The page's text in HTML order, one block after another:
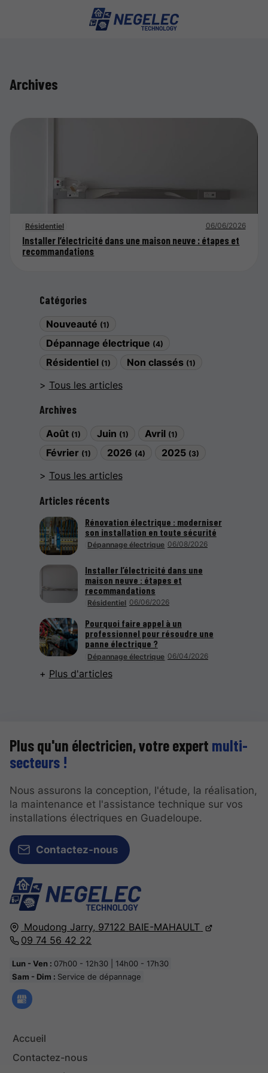
Catégories
Nouveauté (1)
Dépannage électrique (4)
Résidentiel (1) Non classés (1)
Tous les articles
Archives
Août (1) Juin (1) Avril (1)
Février (1) 2026 (4) 2025 (3)
Tous les articles
Articles récents
Dépannage électrique 06/08/2026
Rénovation électrique : moderniser
son installation en toute sécurité
Résidentiel 06/06/2026
Installer l’électricité dans une
maison neuve : étapes et
recommandations
Dépannage électrique 06/04/2026
Pourquoi faire appel à un
professionnel pour résoudre une
panne électrique ?
Plus d'articles
Archives
Résidentiel 06/06/2026
Installer l’électricité dans une maison neuve : étapes et
recommandations
Moudong Jarry, 97122 BAIE-MAHAULT
09 74 56 42 22
Lun - Ven : 07h00 - 12h30 | 14h00 - 17h30
Sam - Dim : Service de dépannage
Accueil
Contactez-nous
Plus qu'un électricien, votre expert multi-
secteurs !
Nous assurons la conception, l'étude, la réalisation,
la maintenance et l'assistance technique sur vos
installations électriques en Guadeloupe.
Contactez-nous